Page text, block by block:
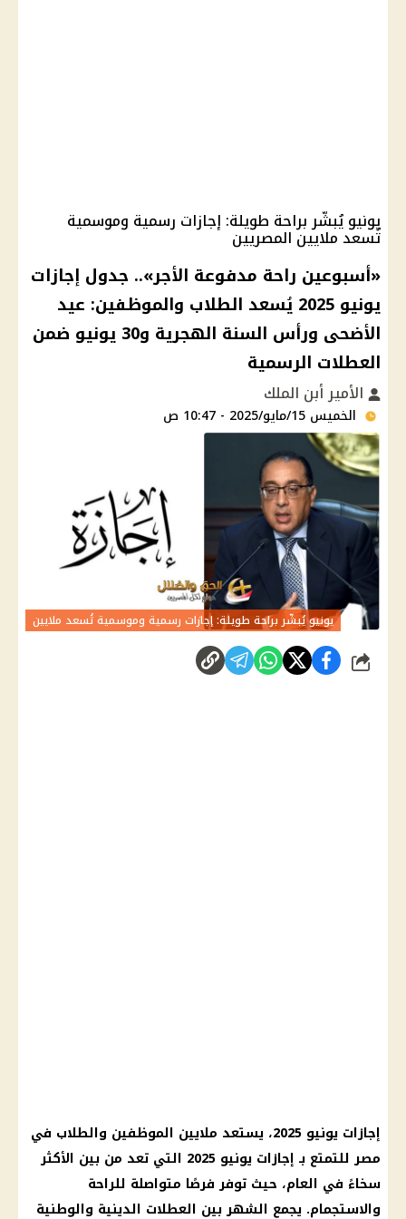
يونيو يُبشّر براحة طويلة: إجازات رسمية وموسمية
تُسعد ملايين المصريين
«أسبوعين راحة مدفوعة الأجر».. جدول إجازات
يونيو 2025 يُسعد الطلاب والموظفين: عيد
الأضحى ورأس السنة الهجرية و30 يونيو ضمن
العطلات الرسمية
الأمير أبن الملك
الخميس 15/مايو/2025 - 10:47 ص
يونيو يُبشّر براحة طويلة: إجازات رسمية وموسمية تُسعد ملايين
شارك
إجازات يونيو 2025، يستعد ملايين الموظفين والطلاب في
مصر للتمتع بـ إجازات يونيو 2025 التي تعد من بين الأكثر
سخاءً في العام، حيث توفر فرصًا متواصلة للراحة
والاستجمام. يجمع الشهر بين العطلات الدينية والوطنية